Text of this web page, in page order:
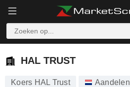
HAL TRUST
HAL TRUST
Koers HAL Trust Aandelen